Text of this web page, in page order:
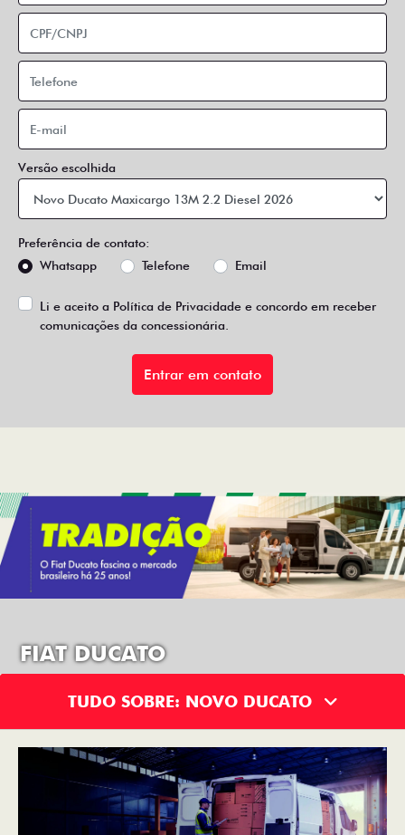
Versão escolhida
Preferência de contato:
Whatsapp
Telefone Email
Li e aceito a Política de Privacidade e concordo em receber
comunicações da concessionária.
Entrar em contato
FIAT DUCATO
TUDO SOBRE: NOVO DUCATO